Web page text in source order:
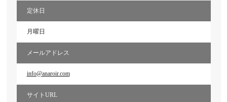
定休日
月曜日
メールアドレス
info@anaroir.com
サイトURL